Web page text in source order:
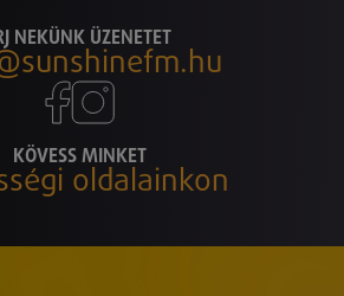
NEKÜNK ÜZENETET
KÖVESS MINKET
oldalainkon